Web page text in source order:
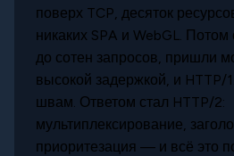
поверх TCP, десяток
никаких SPA и WebGL.
до сотен запросов, пришли
высокой задержкой, и HTTP/
швам. Ответом стал HTTP/2:
мультиплексирование,
приоритезация — и всё это